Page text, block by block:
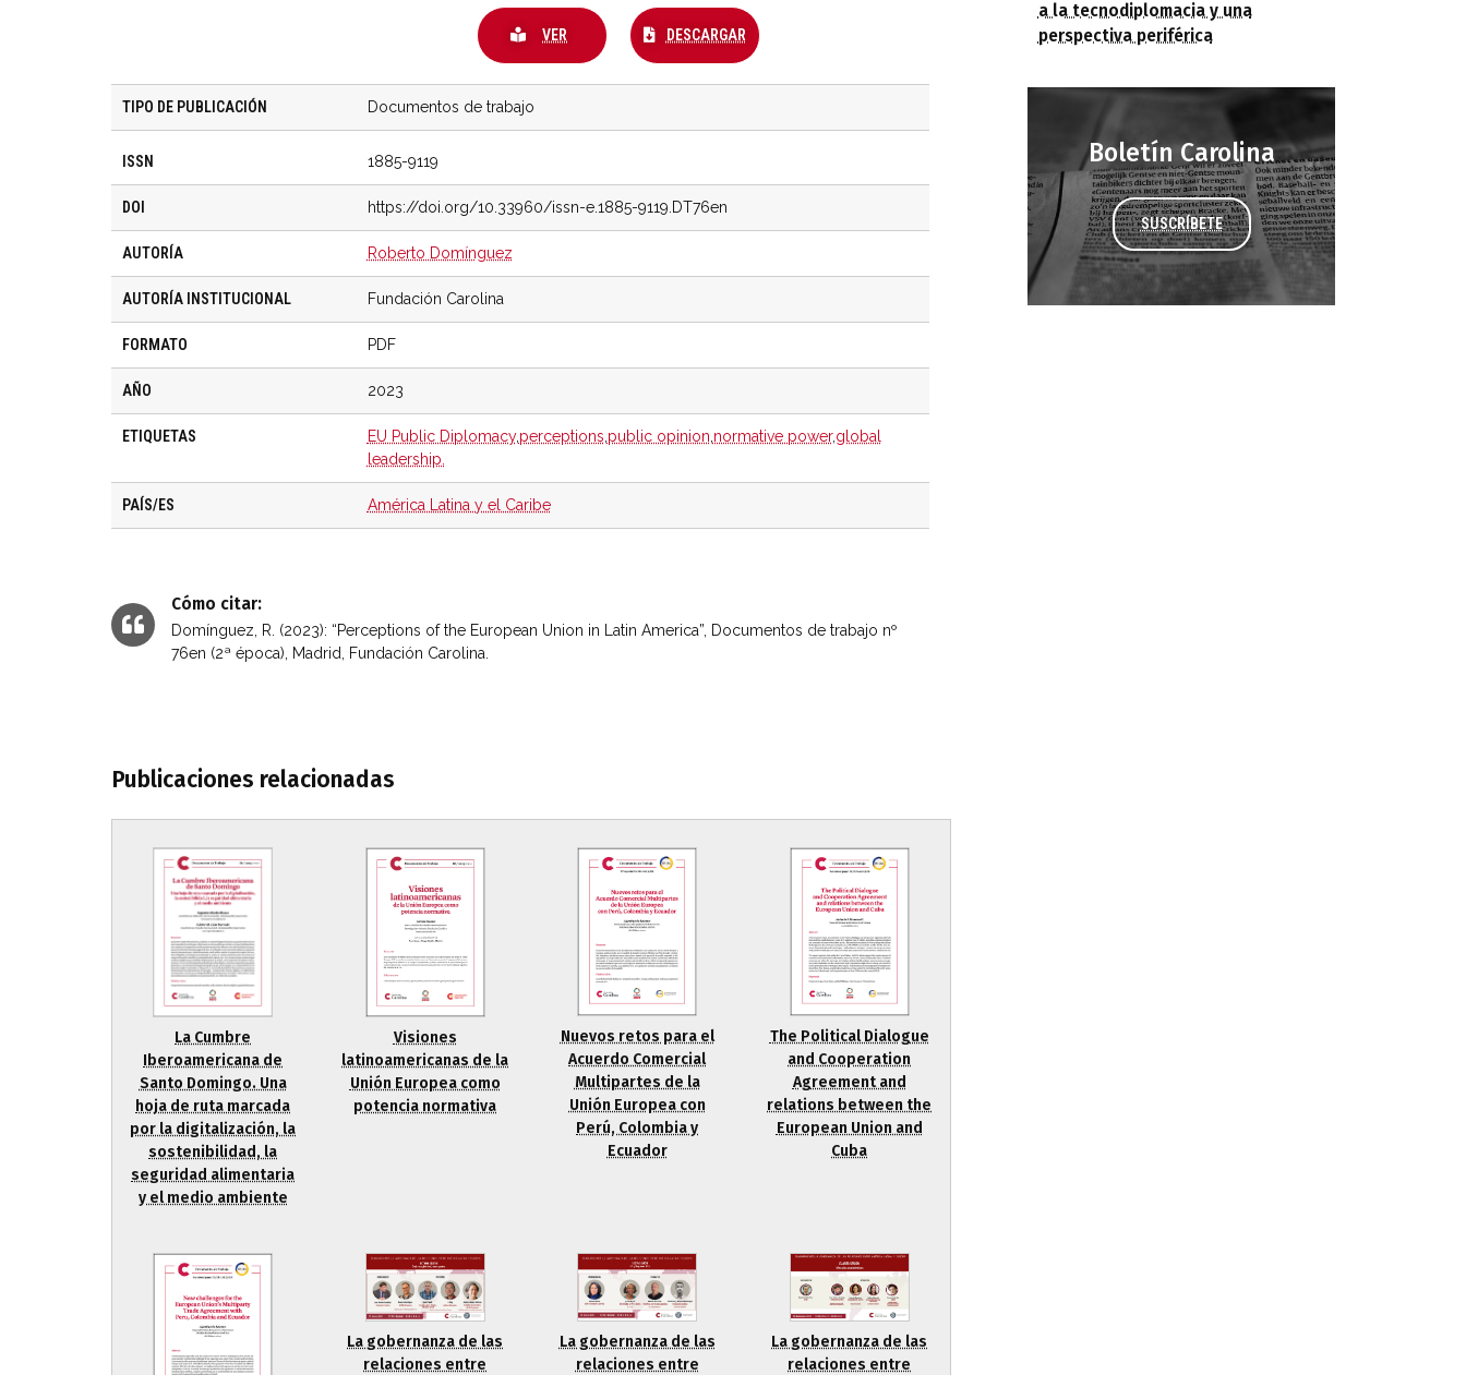
VER DESCARGAR
TIPO DE PUBLICACIÓN Documentos de trabajo
ISSN 1885-9119
DOI https://doi.org/10.33960/issn-e.1885-9119.DT76en
AUTORÍA Roberto Domínguez
AUTORÍA INSTITUCIONAL Fundación Carolina
FORMATO PDF
AÑO 2023
ETIQUETAS EU Public Diplomacy,perceptions,public opinion,normative power,global
leadership.
PAÍS/ES América Latina y el Caribe
Cómo citar:
Domínguez, R. (2023): “Perceptions of the European Union in Latin America”, Documentos de trabajo nº
76en (2ª época), Madrid, Fundación Carolina.
Publicaciones relacionadas
La Cumbre
Iberoamericana de
Santo Domingo. Una
hoja de ruta marcada
por la digitalización, la
sostenibilidad, la
seguridad alimentaria
y el medio ambiente
Visiones
latinoamericanas de la
Unión Europea como
potencia normativa
Nuevos retos para el
Acuerdo Comercial
Multipartes de la
Unión Europea con
Perú, Colombia y
Ecuador
The Political Dialogue
and Cooperation
Agreement and
relations between the
European Union and
Cuba
La gobernanza de las
relaciones entre
La gobernanza de las
relaciones entre
La gobernanza de las
relaciones entre
a la tecnodiplomacia y una
perspectiva periférica
Boletín Carolina
SUSCRÍBETE